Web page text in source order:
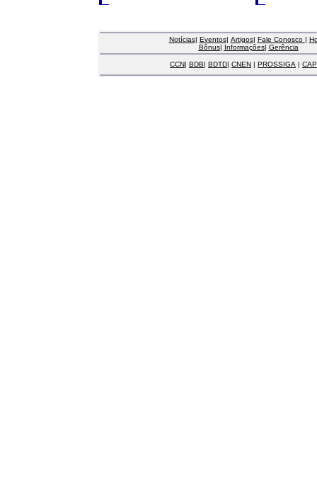
Notícias| Eventos| Artigos| Fale Conosco |
Bônus| Informações| Gerência
CCN| BDB| BDTD| CNEN | PROSSIGA |